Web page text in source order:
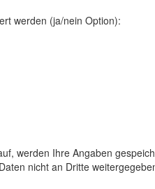
werden (ja/nein Option):
werden Ihre Angaben
nicht an Dritte